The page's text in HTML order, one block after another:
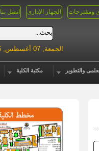
اتصل بنا الجهاز الإدارى ومقترحات
الجمعة, 07 أغسطس, 2026 ** 06:57 ص
والتطوير مكتبة الكلية